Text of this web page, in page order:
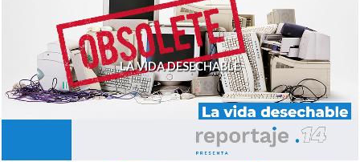
LA VIDA DESECHABLE